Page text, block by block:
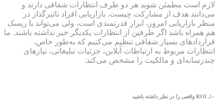
لازم است مطمئن شوید هر دو طرف انتظارات شفافی دارند و
می‌دانند هدف از مشارکت چیست. بازاریابی افراد تاثیرگذار در
منظر بازاریابی امروز، ابزار قدرتمندی است، ولی می‌تواند با ریسک
هم همراه باشد اگر طرفین از انتظارات یکدیگر خبر نداشته باشند. ما
قراردادهای بسیار شفافی تنظیم می‌کنیم که به‌طور خاص،
انتظارات مربوط به ارتباطات آنلاین، جزئیات تبلیغاتی، نیازهای
چندرسانه‌ای و مالکیت را مشخص می‌کند.
۱۰ـ ROI واقعی را در نظر داشته باشید